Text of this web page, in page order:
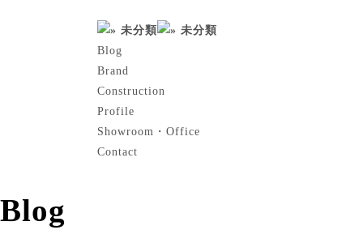
Blog
Brand
Construction
Profile
Showroom・Office
Contact
Blog